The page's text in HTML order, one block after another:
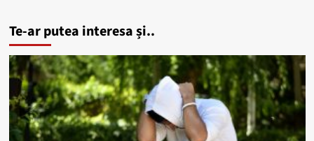
Te-ar putea interesa și..